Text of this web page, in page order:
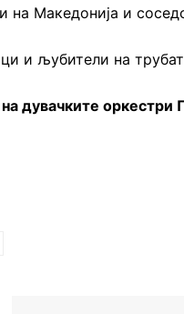
на Македонија и
и љубители на
дувачките оркестри